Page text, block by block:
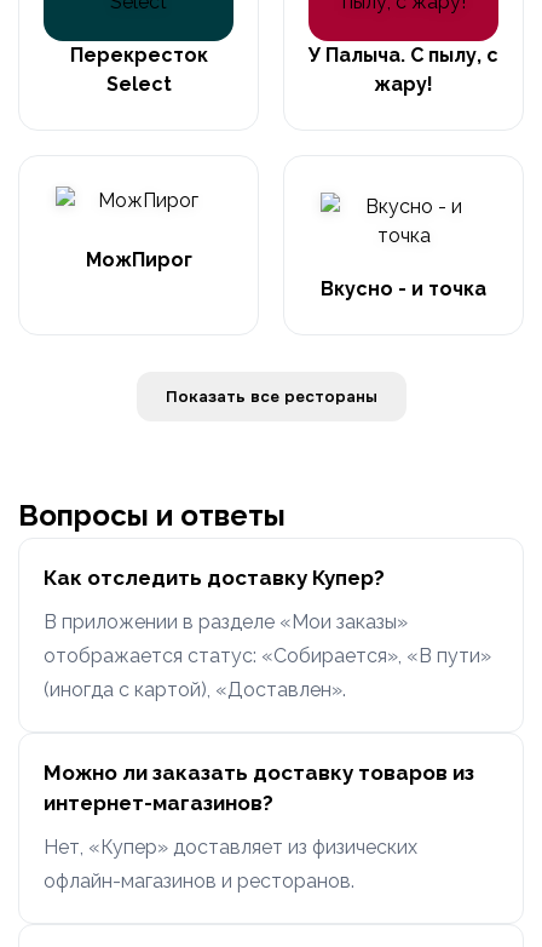
Перекресток
Select
У Палыча. С пылу, с
жару!
МожПирог
Вкусно - и точка
Показать все рестораны
Вопросы и ответы
Как отследить доставку Купер?
В приложении в разделе «Мои заказы»
отображается статус: «Собирается», «В пути»
(иногда с картой), «Доставлен».
Можно ли заказать доставку товаров из
интернет-магазинов?
Нет, «Купер» доставляет из физических
офлайн-магазинов и ресторанов.